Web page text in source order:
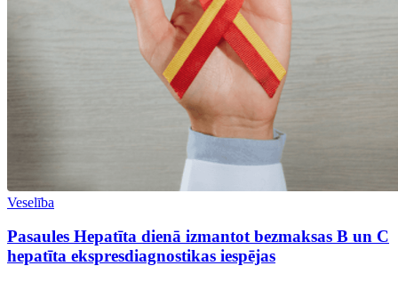
Veselība
Pasaules Hepatīta dienā izmantot bezmaksas B un C
hepatīta ekspresdiagnostikas iespējas